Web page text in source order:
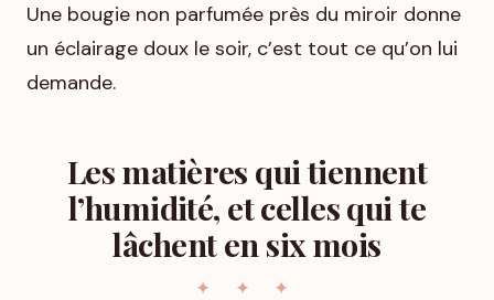
Une bougie non parfumée près du miroir donne
un éclairage doux le soir, c’est tout ce qu’on lui
demande.
Les matières qui tiennent
l’humidité, et celles qui te
lâchent en six mois